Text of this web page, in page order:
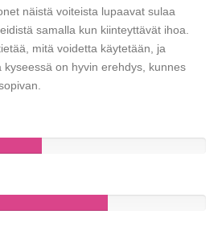
näistä voiteista lupaavat sulaa
samalla kun kiinteyttävät ihoa.
mitä voidetta käytetään, ja
kyseessä on hyvin erehdys, kunnes